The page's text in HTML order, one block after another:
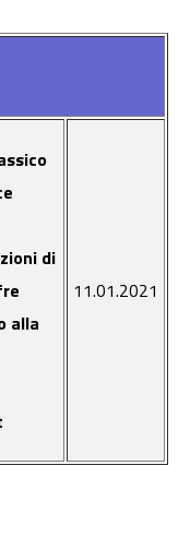
di
alla
11.01.2021